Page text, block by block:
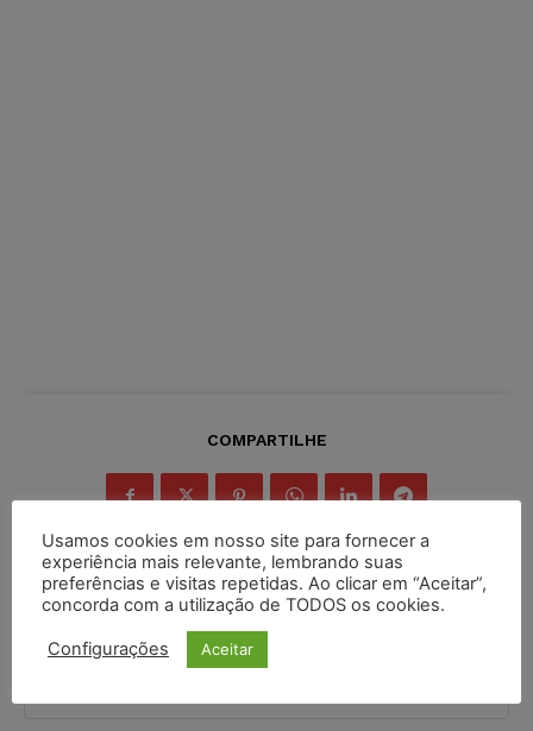
COMPARTILHE
Usamos cookies em nosso site para fornecer a
experiência mais relevante, lembrando suas
preferências e visitas repetidas. Ao clicar em “Aceitar”,
concorda com a utilização de TODOS os cookies.
Configurações Aceitar